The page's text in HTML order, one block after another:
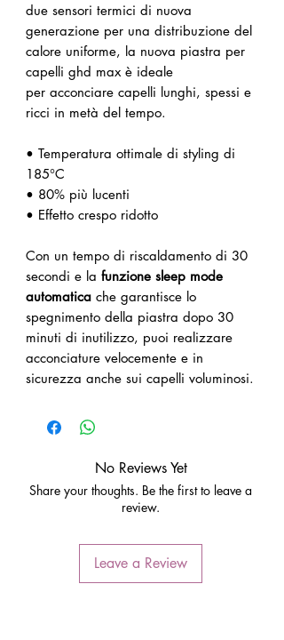
due sensori termici di nuova
generazione per una distribuzione del
calore uniforme, la nuova piastra per
capelli ghd max è ideale
per acconciare capelli lunghi, spessi e
ricci in metà del tempo.
• Temperatura ottimale di styling di
185°C
• 80% più lucenti
• Effetto crespo ridotto
Con un tempo di riscaldamento di 30
secondi e la funzione sleep mode
automatica che garantisce lo
spegnimento della piastra dopo 30
minuti di inutilizzo, puoi realizzare
acconciature velocemente e in
sicurezza anche sui capelli voluminosi.
No Reviews Yet
Share your thoughts. Be the first to leave a
review.
Leave a Review